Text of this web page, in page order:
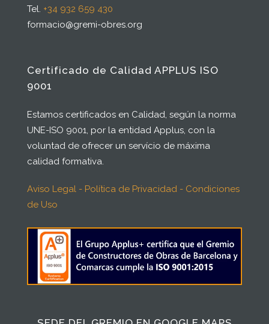
Tel. +34 932 659 430
formacio@gremi-obres.org
Certificado de Calidad APPLUS ISO
9001
Estamos certificados en Calidad, según la norma
UNE-ISO 9001, por la entidad Applus, con la
voluntad de ofrecer un servício de máxima
calidad formativa.
Aviso Legal - Política de Privacidad - Condiciones
de Uso